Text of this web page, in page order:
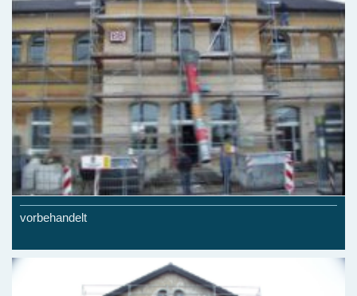
vorbehandelt